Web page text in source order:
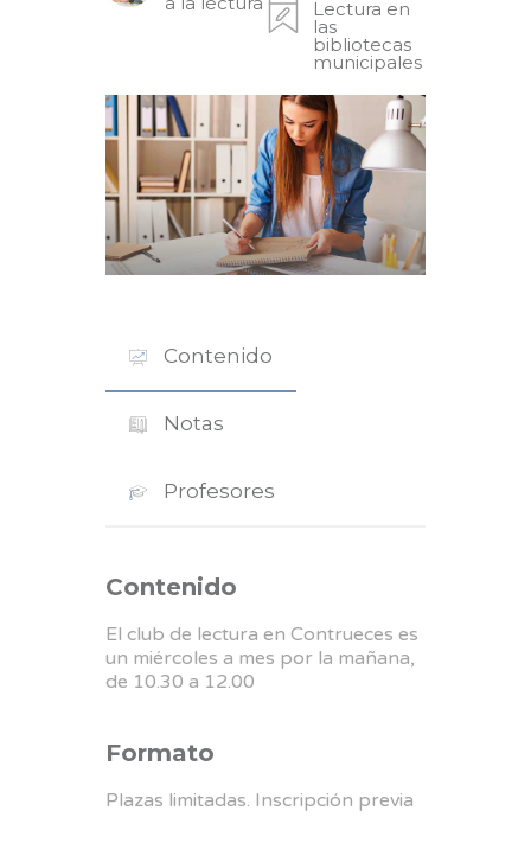
Lectura en
las
bibliotecas
municipales
Contenido
Notas
Profesores
Contenido
El club de lectura en Contrueces es
un miércoles a mes por la mañana,
de 10.30 a 12.00
Formato
Plazas limitadas. Inscripción previa